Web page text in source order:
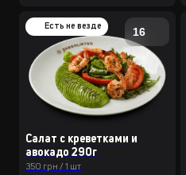
16
Салат с креветками и
авокадо 290г
350 грн / 1 шт
Есть не везде